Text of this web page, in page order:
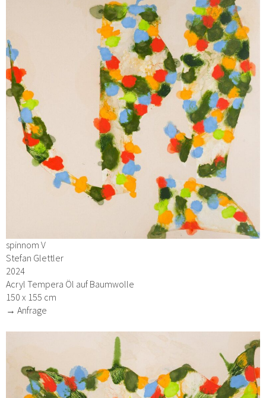
spinnom V
Stefan Glettler
2024
Acryl Tempera Öl auf Baumwolle
150 x 155 cm
→ Anfrage